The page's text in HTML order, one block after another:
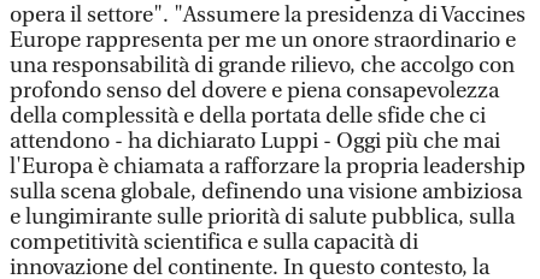
opera il settore". "Assumere la presidenza di Vaccines
Europe rappresenta per me un onore straordinario e
una responsabilità di grande rilievo, che accolgo con
profondo senso del dovere e piena consapevolezza
della complessità e della portata delle sfide che ci
attendono - ha dichiarato Luppi - Oggi più che mai
l'Europa è chiamata a rafforzare la propria leadership
sulla scena globale, definendo una visione ambiziosa
e lungimirante sulle priorità di salute pubblica, sulla
competitività scientifica e sulla capacità di
innovazione del continente. In questo contesto, la